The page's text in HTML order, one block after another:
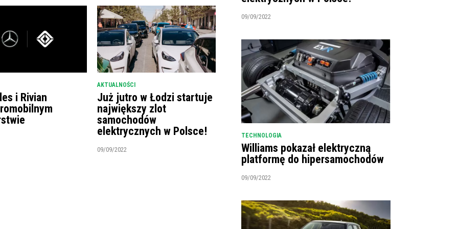
i Rivian
AKTUALNOŚCI
Już jutro w Łodzi startuje
największy zlot
samochodów
elektrycznych w Polsce!
09/09/2022
09/09/2022
TECHNOLOGIA
Williams pokazał elektryczną
platformę do hipersamochodów
09/09/2022